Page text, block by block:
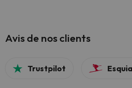
Avis de nos clients
Trustpilot